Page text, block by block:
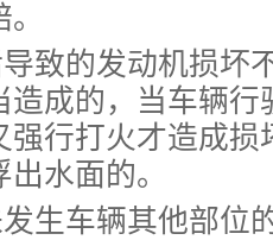
致的发动机损坏
造成的，当车辆
强行打火才造成
水面的。
生车辆其他部位